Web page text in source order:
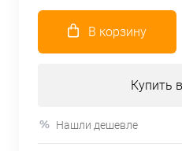
В корзину
Купить
Нашли дешевле